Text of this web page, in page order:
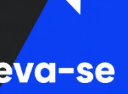
Colaboradores
Cursos